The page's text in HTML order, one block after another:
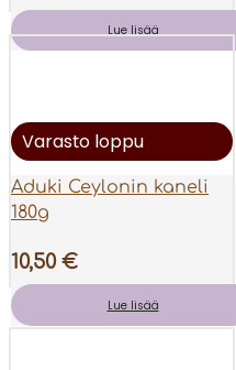
Lue lisää
Varasto loppu
Aduki Ceylonin kaneli
180g
10,50 €
Lue lisää